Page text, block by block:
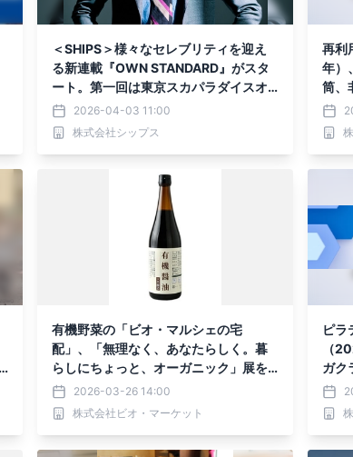
＜SHIPS＞様々なセレブリティを迎え
る新連載『OWN STANDARD』がスタ
ート。第一回は東京スカパラダイスオ
ーケストラ谷中敦氏が登場
2026-04-03 11:00
株式会社シップス
再利
年）
筒、
属）
有機野菜の「ビオ・マルシェの宅
配」、「無理なく、あなたらしく。暮
らしにちょっと、オーガニック」展を
開催2026-03-26 14:00
株式会社ビオ・マーケット
ピラ
（
ガク
ィス
販売
ス、